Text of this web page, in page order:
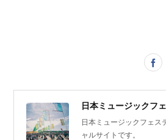
日本ミュージックフ
日本ミュージックフェス
ャルサイトです。